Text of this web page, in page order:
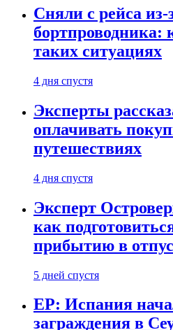
Сняли с рейса из-
бортпроводника:
таких ситуациях
4 дня спустя
Эксперты
оплачивать
путешествиях
4 дня спустя
Эксперт
как
прибытию в
5 дней спустя
EP: Испания
заграждения в